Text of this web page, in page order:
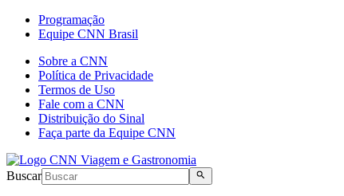
Programação
Equipe CNN Brasil
Sobre a CNN
Política de Privacidade
Termos de Uso
Fale com a CNN
Distribuição do Sinal
Faça parte da Equipe CNN
Buscar